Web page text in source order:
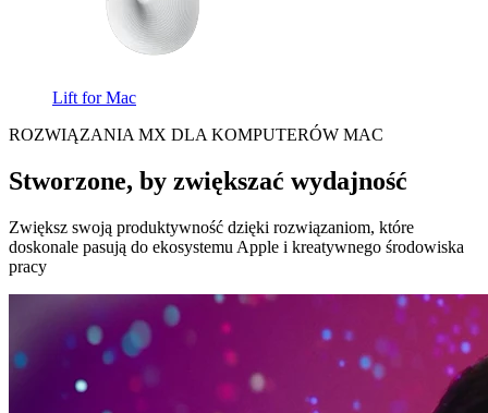
Lift for Mac
ROZWIĄZANIA MX DLA KOMPUTERÓW MAC
Stworzone, by zwiększać wydajność
Zwiększ swoją produktywność dzięki rozwiązaniom, które
doskonale pasują do ekosystemu Apple i kreatywnego środowiska
pracy